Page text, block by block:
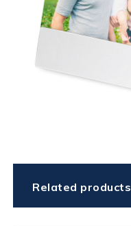
Related products